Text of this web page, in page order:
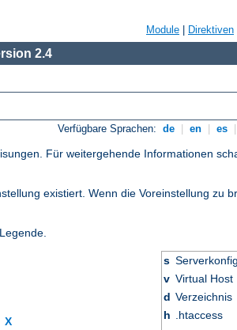
Module Direktiven
2.4
Verfügbare Sprachen: de en es
Für weitergehende Informationen
existiert. Wenn die Voreinstellung zu
X
s
v Virtual Host
d Verzeichnis
h .htaccess